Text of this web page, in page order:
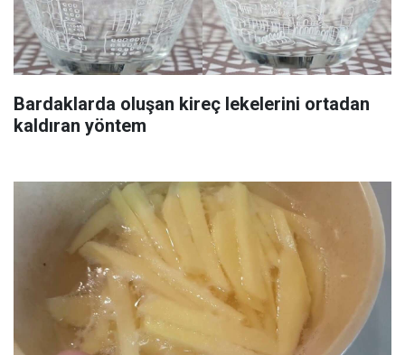
Bardaklarda oluşan kireç lekelerini ortadan
kaldıran yöntem